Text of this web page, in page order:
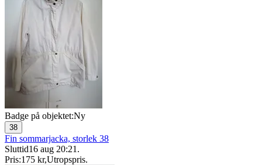
Badge på objektet:Ny
38
Fin sommarjacka, storlek 38
Sluttid16 aug 20:21 .
Pris:175 kr,Utropspris.